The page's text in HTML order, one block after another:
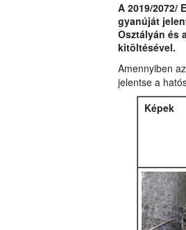
A 2019/2072/
gyanúját
Osztályán és
kitöltésével.
Amennyiben
jelentse a
Képek